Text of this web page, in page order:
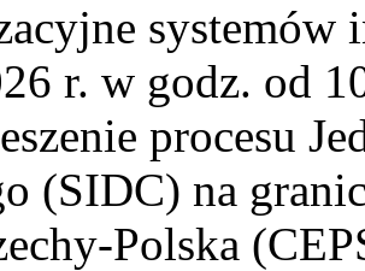
r. w godz. od
procesu
(SIDC) na
Polska